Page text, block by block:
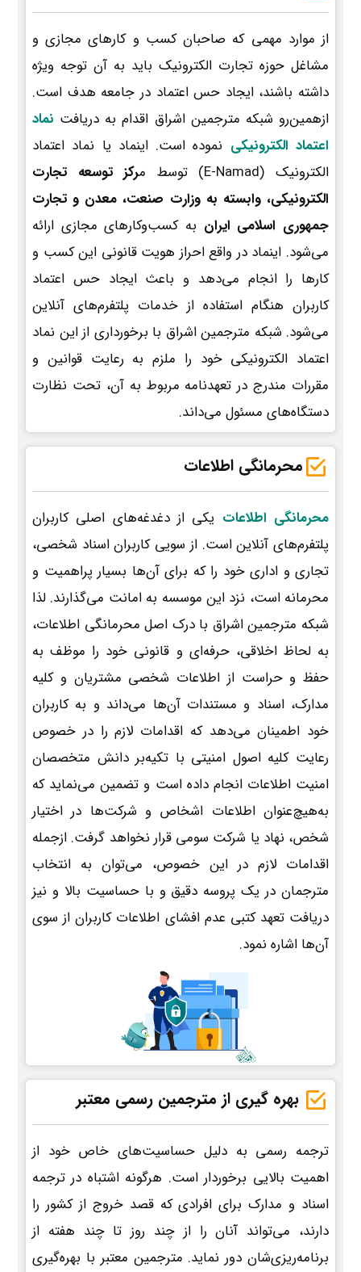
از موارد مهمی که صاحبان کسب و کارهای مجازی و
مشاغل حوزه تجارت الکترونیک باید به آن توجه ویژه
داشته باشند، ایجاد حس اعتماد در جامعه هدف است.
ازهمین‌رو شبکه مترجمین اشراق اقدام به دریافت نماد
اعتماد الکترونیکی نموده است. اینماد یا نماد اعتماد
الکترونیک (E-Namad) توسط م
رکز توسعه تجارت
الکترونیکی، وابسته به وزارت صنعت، معدن و تجارت
جمهوری اسلامی ایران به کسب‌وکارهای مجازی ارائه
می‌شود. اینماد در واقع احراز هویت قانونی این کسب و
کارها را انجام می‌دهد و باعث ایجاد حس اعتماد
کاربران هنگام استفاده از خدمات پلتفرم‌های آنلاین
می‌شود. شبکه مترجمین اشراق با برخورداری از این نماد
اعتماد الکترونیکی خود را ملزم به رعایت قوانین و
مقررات مندرج در تعهدنامه مربوط به آن، تحت نظارت
دستگاه‌های مسئول می‌داند.
محرمانگی اطلاعات
محرمانگی اطلاعات یکی از دغدغه‌های اصلی کاربران
پلتفرم‌های آنلاین است. از سویی کاربران اسناد شخصی،
تجاری و اداری خود را که برای آن‌ها بسیار پراهمیت و
محرمانه است، نزد این موسسه به امانت می‌گذارند. لذا
شبکه مترجمین اشراق با درک اصل محرمانگی اطلاعات،
به لحاظ اخلاقی، حرفه‌ای و قانونی خود را موظف به
حفظ و حراست از اطلاعات شخصی مشتریان و کلیه
مدارک، اسناد و مستندات آن‌ها می‌داند و به کاربران
خود اطمینان می‌دهد که اقدامات لازم را در خصوص
رعایت کلیه اصول امنیتی با تکیه‌بر دانش متخصصان
امنیت اطلاعات انجام داده است و تضمین می‌نماید که
به‌هیچ‌عنوان اطلاعات اشخاص و شرکت‌ها در اختیار
شخص، نهاد یا شرکت سومی قرار نخواهد گرفت. ازجمله
اقدامات لازم در این خصوص، می‌توان به انتخاب
مترجمان در یک پروسه دقیق و با حساسیت بالا و نیز
دریافت تعهد کتبی عدم افشای اطلاعات کاربران از سوی
آن‌ها اشاره نمود.
بهره گیری از مترجمین رسمی معتبر
ترجمه رسمی به دلیل حساسیت‌های خاص خود از
اهمیت بالایی برخوردار است. هرگونه اشتباه در ترجمه
اسناد و مدارک برای افرادی که قصد خروج از کشور را
دارند، می‌تواند آنان را از چند روز تا چند هفته از
برنامه‌ریزی‌شان دور نماید. مترجمین معتبر با بهره‌گیری